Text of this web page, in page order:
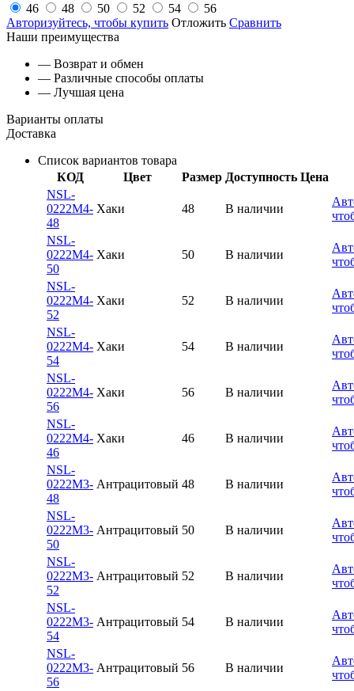
46
48 50 52 54
56
Авторизуйтесь, чтобы купить Отложить Сравнить
Наши преимущества
— Возврат и обмен
— Различные способы оплаты
— Лучшая цена
Варианты оплаты
Доставка
Список вариантов товара
КОД
Цвет Размер Доступность Цена
NSL-
0222M4-
48
Хаки 48 В наличии
NSL-
0222M4-
50
Хаки 50 В наличии
NSL-
0222M4-
52
Хаки 52 В наличии
NSL-
0222M4-
54
Хаки 54 В наличии
NSL-
0222M4-
56
Хаки 56 В наличии
NSL-
0222M4-
46
Хаки 46 В наличии
NSL-
0222M3-
48
Антрацитовый 48 В наличии
NSL-
0222M3-
50
Антрацитовый 50 В наличии
NSL-
0222M3-
52
Антрацитовый 52 В наличии
NSL-
0222M3-
54
Антрацитовый 54 В наличии
NSL-
0222M3-
56
Антрацитовый 56 В наличии